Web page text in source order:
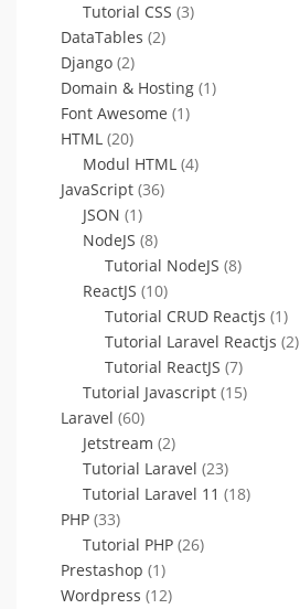
Tutorial CSS (3)
DataTables (2)
Django (2)
Domain & Hosting (1)
Font Awesome (1)
HTML (20)
Modul HTML (4)
JavaScript (36)
JSON (1)
NodeJS (8)
Tutorial NodeJS (8)
ReactJS (10)
Tutorial CRUD Reactjs (1)
Tutorial Laravel Reactjs (2)
Tutorial ReactJS (7)
Tutorial Javascript (15)
Laravel (60)
Jetstream (2)
Tutorial Laravel (23)
Tutorial Laravel 11 (18)
PHP (33)
Tutorial PHP (26)
Prestashop (1)
Wordpress (12)